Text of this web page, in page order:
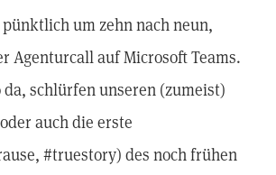
pünktlich um zehn nach neun,
Agenturcall auf Microsoft Teams.
schlürfen unseren (zumeist)
auch die erste
#truestory) des noch frühen